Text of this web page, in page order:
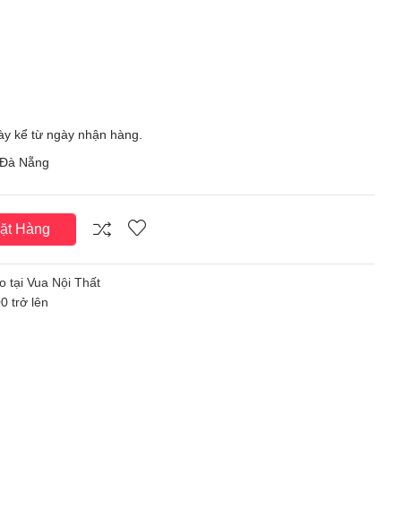
kể từ ngày nhận hàng.
Nẵng
Hàng
tại Vua Nội Thất
trở lên